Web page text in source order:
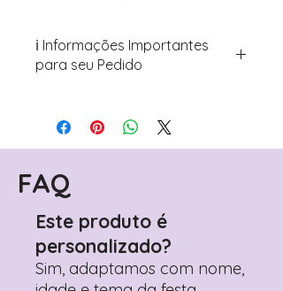
ℹ️ Informações Importantes
para seu Pedido
Avance para a página de checkout
(próximo passo após o carrinho)
Encontre o campo de "Notas do
Pedido"
Adicione ali todos os detalhes de
Prefere fazer seu pedido pelo
WhatsApp? Clique aqui para nos
contactar: +351 960 119 353
FAQ
Este produto é
personalizado?
Sim, adaptamos com nome,